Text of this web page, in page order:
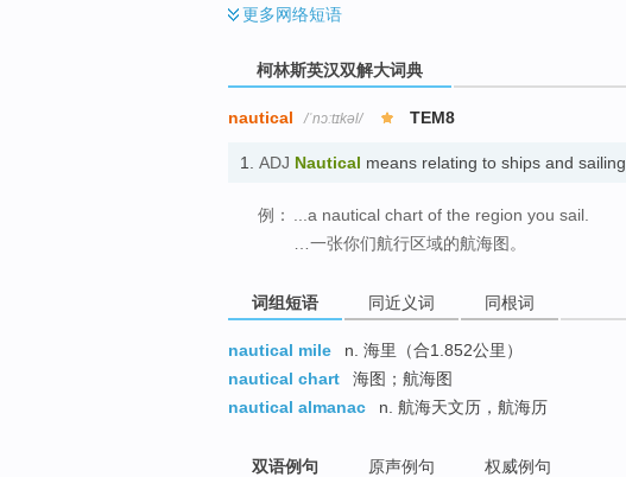
更多网络短语
柯林斯英汉双解大词典
nautical /ˈnɔːtɪkəl/ TEM8
1. ADJ Nautical means relating to ships and
例：
...a nautical chart of the region you sail.
…一张你们航行区域的航海图。
词组短语 同近义词 同根词
nautical mile
n. 海里（合1.852公里）
nautical chart
海图；航海图
nautical almanac
n. 航海天文历，航海历
双语例句 原声例句 权威例句